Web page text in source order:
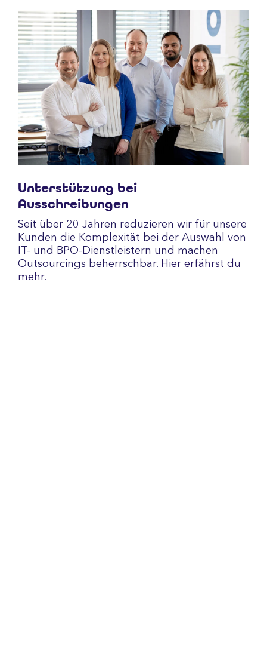
Unterstützung bei
Ausschreibungen
Seit über 20 Jahren reduzieren wir für unsere
Kunden die Komplexität bei der Auswahl von
IT- und BPO-Dienstleistern und machen
Outsourcings beherrschbar. Hier erfährst du
mehr.